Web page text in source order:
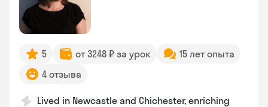
5 от 3248 ₽ за урок
15 лет опыта
4 отзыва
Lived in Newcastle and Chichester, enriching